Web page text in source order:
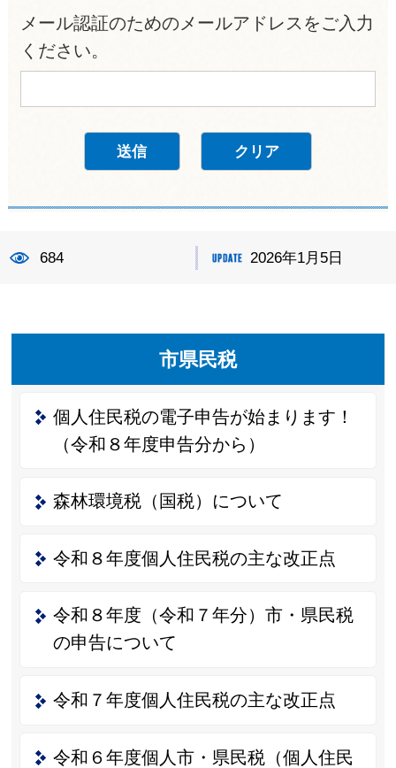
メール認証のためのメールアドレスをご入力
ください。
684 2026年1月5日
市県民税
個人住民税の電子申告が始まります！
（令和８年度申告分から）
森林環境税（国税）について
令和８年度個人住民税の主な改正点
令和８年度（令和７年分）市・県民税
の申告について
令和７年度個人住民税の主な改正点
令和６年度個人市・県民税（個人住民